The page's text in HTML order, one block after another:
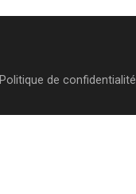
Politique de confidentialité